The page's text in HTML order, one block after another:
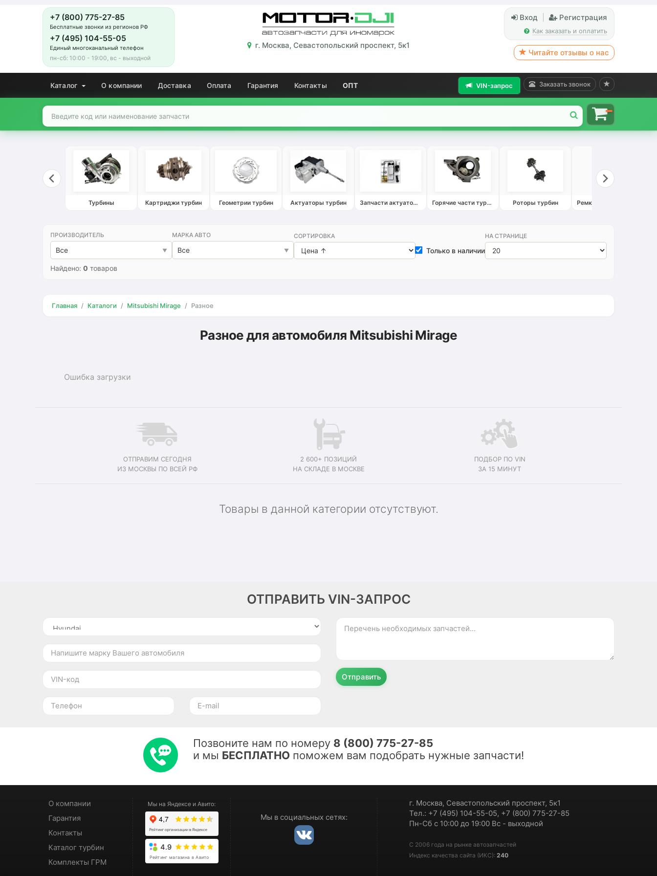
+7 (800) 775-27-85
Бесплатные звонки из регионов РФ
+7 (495) 104-55-05
Единый многоканальный телефон
пн-сб: 10:00 - 19:00, вс - выходной
г. Москва, Севастопольский проспект, 5к1
Вход Регистрация
Как заказать и оплатить
Читайте отзывы о нас
Каталог О компании Доставка Оплата Гарантия Контакты ОПТ Заказать звонок
VIN-запрос
Турбины Картриджи турбин Геометрии турбин Актуаторы турбин Запчасти актуаторов турбин Горячие части турбин Роторы турбин
ПРОИЗВОДИТЕЛЬ
Все
МАРКА АВТО
Все
СОРТИРОВКА
Только в наличии
НА СТРАНИЦЕ
Найдено: 0 товаров
Главная Каталоги Mitsubishi Mirage Разное
Разное для автомобиля Mitsubishi Mirage
Ошибка загрузки
ОТПРАВИМ СЕГОДНЯ
ИЗ МОСКВЫ ПО ВСЕЙ РФ
2 600+ ПОЗИЦИЙ
НА СКЛАДЕ В МОСКВЕ
ПОДБОР ПО VIN
ЗА 15 МИНУТ
Товары в данной категории отсутствуют.
ОТПРАВИТЬ VIN-ЗАПРОС
Отправить
Позвоните нам по номеру 8 (800) 775-27-85
и мы БЕСПЛАТНО поможем вам подобрать нужные запчасти!
О компании
Гарантия
Контакты
Каталог турбин
Комплекты ГРМ
Мы на Яндексе и Авито:
4.9
Рейтинг магазина в Авито
Мы в социальных сетях:
г. Москва, Севастопольский проспект, 5к1
Тел.: +7 (495) 104-55-05, +7 (800) 775-27-85
Пн-Сб с 10:00 до 19:00 Вс - выходной
С 2006 года на рынке автозапчастей
Индекс качества сайта (ИКС): 240